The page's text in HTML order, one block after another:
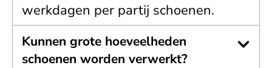
werkdagen per partij schoenen.
Kunnen grote hoeveelheden
schoenen worden verwerkt?